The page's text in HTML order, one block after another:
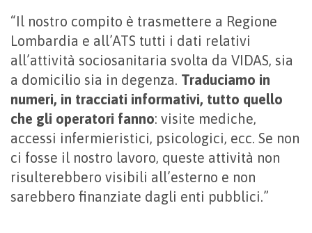
“Il nostro compito è trasmettere a Regione
Lombardia e all’ATS tutti i dati relativi
all’attività sociosanitaria svolta da VIDAS, sia
a domicilio sia in degenza. Traduciamo in
numeri, in tracciati informativi, tutto quello
che gli operatori fanno: visite mediche,
accessi infermieristici, psicologici, ecc. Se non
ci fosse il nostro lavoro, queste attività non
risulterebbero visibili all’esterno e non
sarebbero finanziate dagli enti pubblici.”